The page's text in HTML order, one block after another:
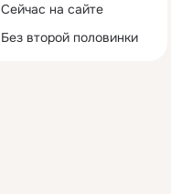
Сейчас на сайте
Без второй половинки